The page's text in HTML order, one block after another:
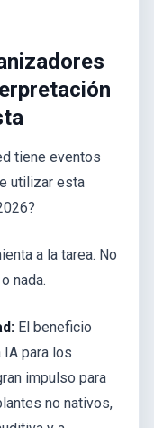
tiene eventos
utilizar esta
a la tarea. No
nada.
El beneficio
para los
impulso para
no nativos,